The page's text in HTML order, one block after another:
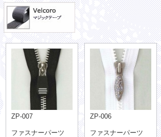
ZP-007
ファスナーパーツ
ZP-006
ファスナーパーツ